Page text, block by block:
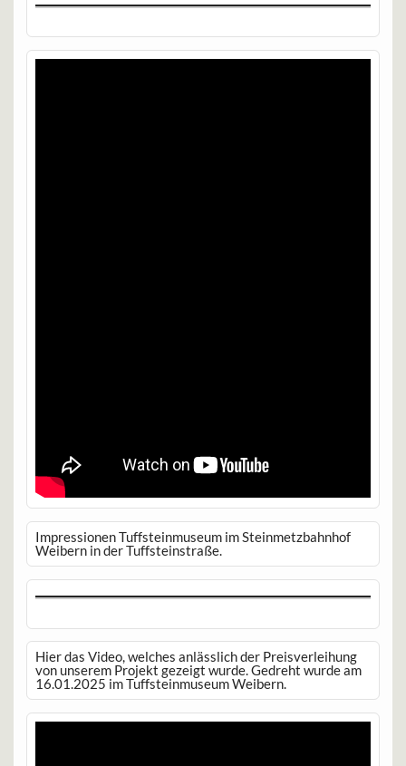
Impressionen Tuffsteinmuseum im Steinmetzbahnhof
Weibern in der Tuffsteinstraße.
Hier das Video, welches anlässlich der Preisverleihung
von unserem Projekt gezeigt wurde. Gedreht wurde am
16.01.2025 im Tuffsteinmuseum Weibern.